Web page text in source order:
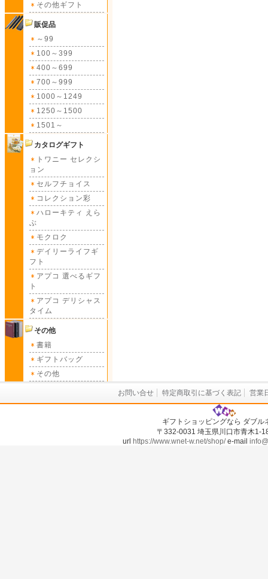
その他ギフト
販促品
～99
100～399
400～699
700～999
1000～1249
1250～1500
1501～
カタログギフト
トワニー セレクシ
ョン
セルフチョイス
コレクション彩
ハローキティ えら
ぶ
モクロク
デイリーライフギ
フト
アプコ 選べるギフ
ト
アプコ デリシャス
タイム
その他
書籍
ギフトバッグ
その他
お問い合せ 特定商取引に基づく表記 営業
ギフトショッピングなら ダブル
〒332-0031 埼玉県川口市青木1-
url https://www.wnet-w.net/shop/e-mail